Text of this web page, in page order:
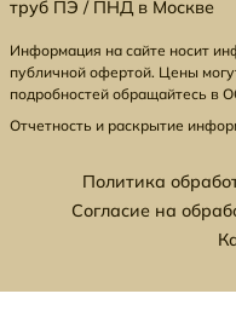
труб ПЭ / ПНД в Москве
Информация на сайте носит
публичной офертой. Цены
подробностей обращайтесь в
Отчетность и раскрытие
Политика
Согласие на